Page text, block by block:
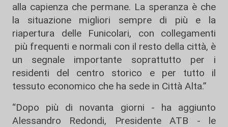
alla capienza che permane. La speranza è che
la situazione migliori sempre di più e la
riapertura delle Funicolari, con collegamenti
più frequenti e normali con il resto della città, è
un segnale importante soprattutto per i
residenti del centro storico e per tutto il
tessuto economico che ha sede in Città Alta.”
“Dopo più di novanta giorni - ha aggiunto
Alessandro Redondi, Presidente ATB - le